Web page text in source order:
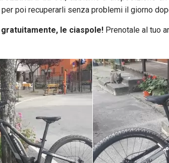
poi recuperarli senza problemi il giorno
le ciaspole! Prenotale al tuo